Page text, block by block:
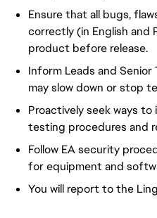
Ensure that all bugs,
correctly (in English and
product before release.
Inform Leads and
may slow down or stop
Proactively seek ways
testing procedures and
Follow EA security
for equipment and
You will report to the